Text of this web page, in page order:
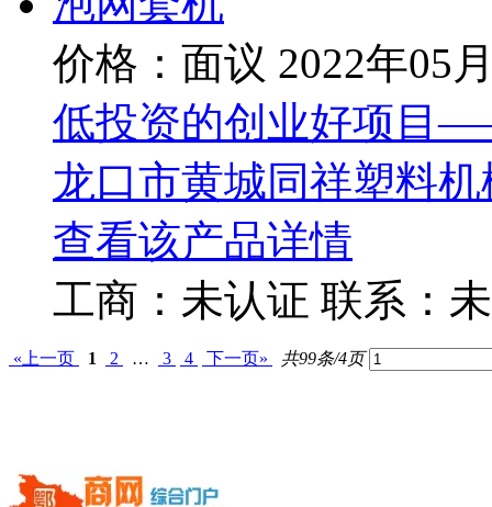
价格：面议 2022年05
低投资的创业好项目
龙口市黄城同祥塑料机
查看该产品详情
工商： 未认证 联系：
«上一页 1 2 … 3 4 下一页» 共99条/4页